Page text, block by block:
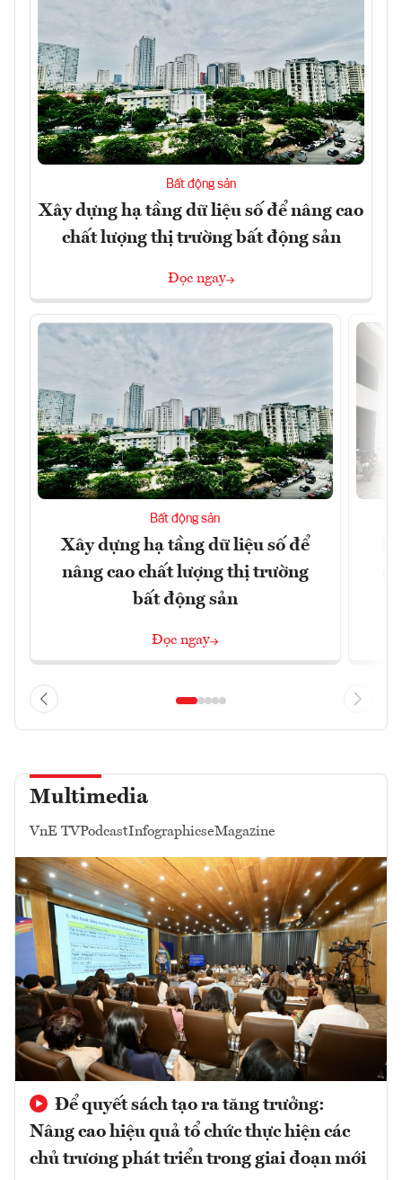
Bất động sản
Xây dựng hạ tầng dữ liệu số để nâng cao
chất lượng thị trường bất động sản
Đọc ngay
Bất động sản
Xây dựng hạ tầng dữ liệu số để
nâng cao chất lượng thị trường
bất động sản
Đọc ngay
Multimedia
VnE TVPodcastInfographicseMagazine
Để quyết sách tạo ra tăng trưởng:
Nâng cao hiệu quả tổ chức thực hiện các
chủ trương phát triển trong giai đoạn mới